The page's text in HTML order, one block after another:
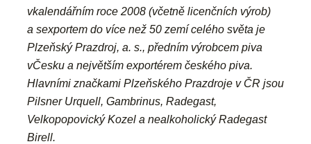
vkalendářním roce 2008 (včetně licenčních výrob)
a sexportem do více než 50 zemí celého světa je
Plzeňský Prazdroj, a. s., předním výrobcem piva
vČesku a největším exportérem českého piva.
Hlavními značkami Plzeňského Prazdroje v ČR jsou
Pilsner Urquell, Gambrinus, Radegast,
Velkopopovický Kozel a nealkoholický Radegast
Birell.